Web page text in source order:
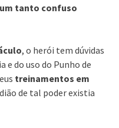
tanto confuso
, o herói tem dúvidas
e do uso do Punho de
treinamentos em
de tal poder existia